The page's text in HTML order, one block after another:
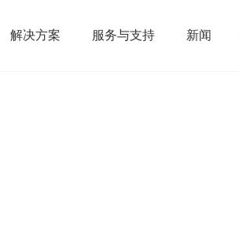
解决方案 服务与支持 新闻